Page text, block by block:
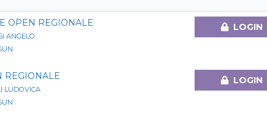
OPEN REGIONALE
ANGELO
LOGIN
REGIONALE
LUDOVICA
LOGIN